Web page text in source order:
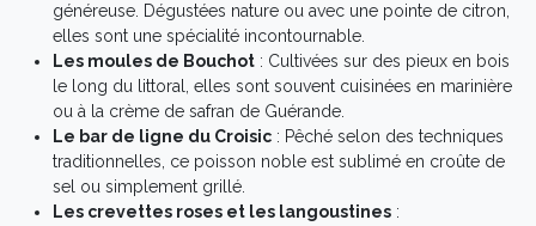
généreuse. Dégustées nature ou avec une pointe de citron,
elles sont une spécialité incontournable.
Les moules de Bouchot : Cultivées sur des pieux en bois
le long du littoral, elles sont souvent cuisinées en marinière
ou à la crème de safran de Guérande.
Le bar de ligne du Croisic : Pêché selon des techniques
traditionnelles, ce poisson noble est sublimé en croûte de
sel ou simplement grillé.
Les crevettes roses et les langoustines :